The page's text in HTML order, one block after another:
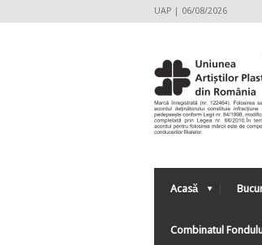
UAP | 06/08/2026
Acasă
Combinatul